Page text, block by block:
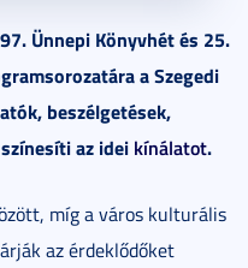
Ünnepi Könyvhét és 25.
a Szegedi
beszélgetések,
az idei kínálatot.
míg a város kulturális
az érdeklődőket